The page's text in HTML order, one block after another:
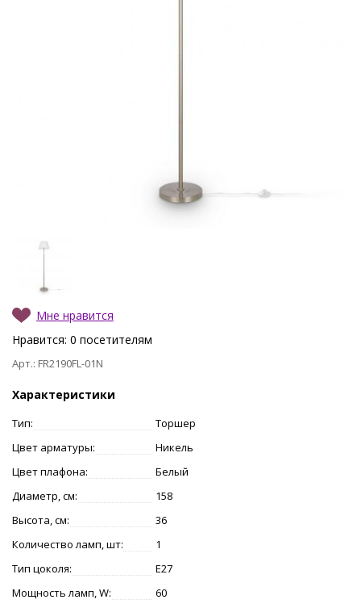
Мне нравится
Нравится: 0 посетителям
Арт.: FR2190FL-01N
Характеристики
Тип:
Торшер
Цвет арматуры:
Никель
Цвет плафона:
Белый
Диаметр, см:
158
Высота, см:
36
Количество ламп, шт:
1
Тип цоколя:
E27
Мощность ламп, W:
60